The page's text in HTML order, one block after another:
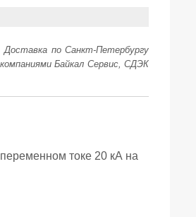
Доставка по Санкт-Петербургу
Байкал Сервис, СДЭК
токе 20 кА на